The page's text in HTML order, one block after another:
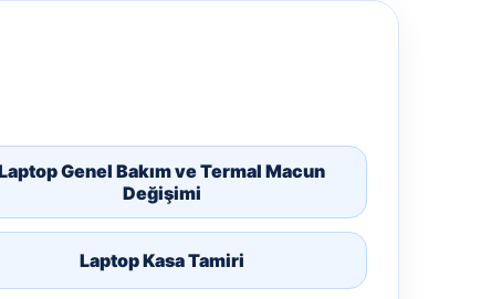
Genel Bakım ve Termal Macun
Değişimi
Laptop Kasa Tamiri